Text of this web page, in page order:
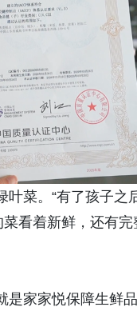
菜。“有了孩子之
看着新鲜，还有
家家悦保障生鲜